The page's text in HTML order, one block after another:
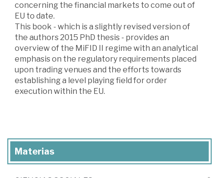
concerning the financial markets to come out of
EU to date.
This book - which is a slightly revised version of
the authors 2015 PhD thesis - provides an
overview of the MiFID II regime with an analytical
emphasis on the regulatory requirements placed
upon trading venues and the efforts towards
establishing a level playing field for order
execution within the EU.
Materias